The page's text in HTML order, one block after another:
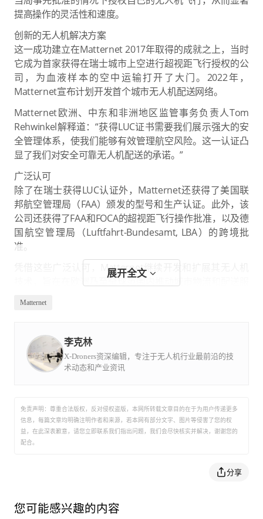
提高操作的灵活性和速度。
创新的无人机解决方案
这一成功建立在Matternet 2017年取得的成就之上，当时
它成为首家获得在瑞士城市上空进行超视距飞行授权的公
司，为血液样本的空中运输打开了大门。2022年，
Matternet宣布计划开发首个城市无人机配送网络。
Matternet欧洲、中东和非洲地区监管事务负责人Tom
Rehwinkel解释道：“获得LUC证书需要我们展示强大的安
全管理体系，使我们能够有效管理航空风险。这一认证凸
显了我们对安全可靠无人机配送的承诺。”
广泛认可
除了在瑞士获得LUC认证外，Matternet还获得了美国联
邦航空管理局（FAA）颁发的型号和生产认证。此外，该
公司还获得了FAA和FOCA的超视距飞行操作批准，以及德
国航空管理局（Luftfahrt-Bundesamt, LBA）的跨境批
准。
凭借这些广泛认可，Matternet继续开发和扩展其无人机
技术，旨在在欧洲乃至全球范围内推动城市物流和配送服
展开全文
Matternet
李克林
X-Droners资深编辑，专注于无人机行业最前沿的技
术动态和产业资讯
免责声明：尊重合法版权，反对侵权盗版，本网所转载文章目的在于为用户传递更多
信息，每篇文章均明确注明作者和来源，若本网有部分文字、图片等侵害了您的权
益，在此深表歉意，请您立即联系我们指出问题，我们会尽快核实并解决，谢谢您的
配合。
分享
您可能感兴趣的内容